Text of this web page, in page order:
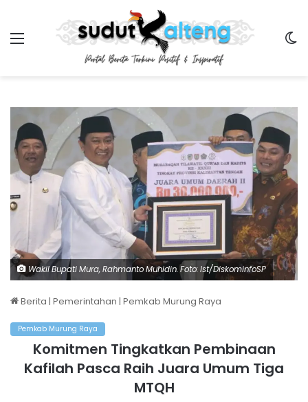
Menu
Wakil Bupati Mura, Rahmanto Muhidin. Foto: Ist/DiskominfoSP
Berita | Pemerintahan | Pemkab Murung Raya
Pemkab Murung Raya
Komitmen Tingkatkan Pembinaan
Kafilah Pasca Raih Juara Umum Tiga
MTQH